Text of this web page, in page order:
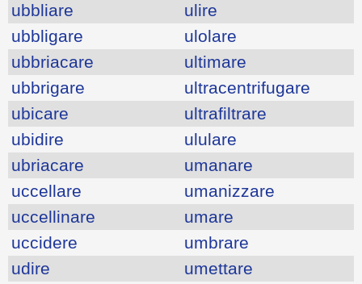
ubbliare
ulire
ubbligare
ulolare
ubbriacare
ultimare
ubbrigare
ultracentrifugare
ubicare
ultrafiltrare
ubidire
ululare
ubriacare
umanare
uccellare
umanizzare
uccellinare
umare
uccidere
umbrare
udire
umettare